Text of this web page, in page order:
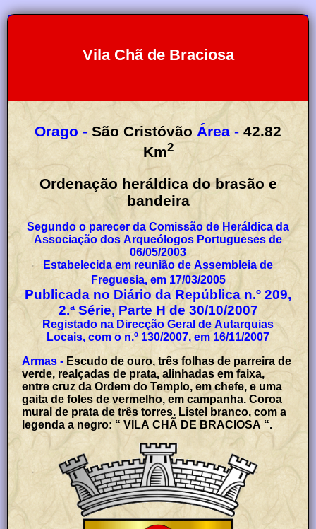
Vila Chã de Braciosa
Orago - São Cristóvão Área - 42.82
Km2
Ordenação heráldica do brasão e
bandeira
Segundo o parecer da Comissão de Heráldica da
Associação dos Arqueólogos Portugueses de
06/05/2003
Estabelecida em reunião de Assembleia de
Freguesia, em 17/03/2005
Publicada no Diário da República n.º 209,
2.ª Série, Parte H de 30/10/2007
Registado na Direcção Geral de Autarquias
Locais, com o n.º 130/2007, em 16/11/2007
Armas - Escudo de ouro, três folhas de parreira de
verde, realçadas de prata, alinhadas em faixa,
entre cruz da Ordem do Templo, em chefe, e uma
gaita de foles de vermelho, em campanha. Coroa
mural de prata de três torres. Listel branco, com a
legenda a negro: “ VILA CHÃ DE BRACIOSA “.